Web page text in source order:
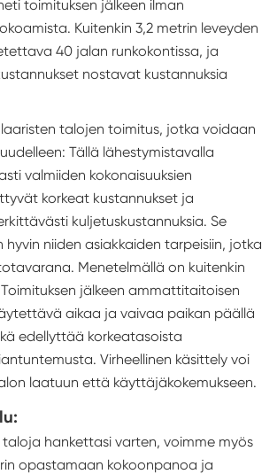
toimituksen jälkeen ilman
Kuitenkin 3,2 metrin leveyden
40 jalan runkokontissa, ja
nostavat kustannuksia
talojen toimitus, jotka voidaan
Tällä lähestymistavalla
valmiiden kokonaisuuksien
korkeat kustannukset ja
kuljetuskustannuksia. Se
hyvin niiden asiakkaiden tarpeisiin, jotka
Menetelmällä on kuitenkin
jälkeen ammattitaitoisen
aikaa ja vaivaa paikan päällä
edellyttää korkeatasoista
Virheellinen käsittely voi
laatuun että käyttäjäkokemukseen.
hankettasi varten, voimme myös
opastamaan kokoonpanoa ja